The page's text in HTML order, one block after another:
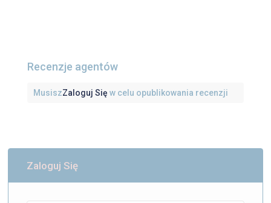
Recenzje agentów
MusiszZaloguj Się w celu opublikowania recenzji
Zaloguj Się